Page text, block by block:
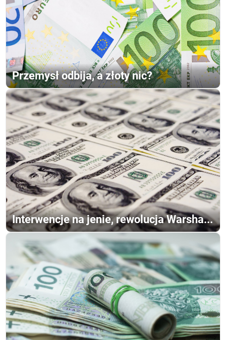
Przemysł odbija, a złoty nic?
Interwencje na jenie, rewolucja Warsha...